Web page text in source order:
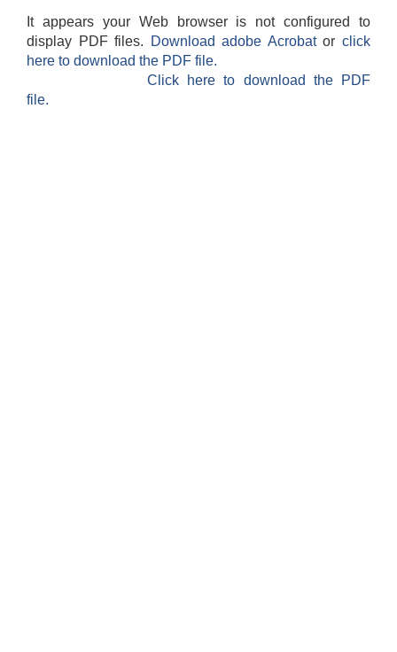
It appears your Web browser is not configured to
display PDF files.
Download adobe Acrobatorclick
here to download the PDF file.
Click here to download the PDF
file.